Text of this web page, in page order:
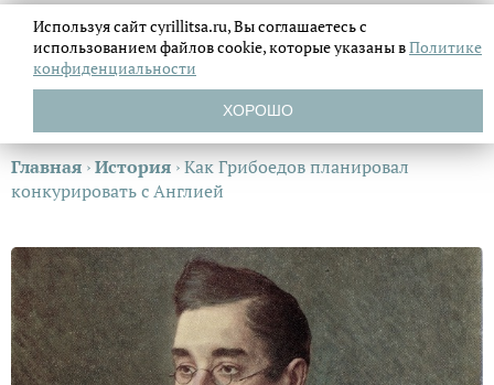
Главная ›История ›Как Грибоедов планировал
конкурировать с Англией
Используя сайт cyrillitsa.ru, Вы соглашаетесь с
использованием файловcookie, которые указаны вПолитике
конфиденциальности
ХОРОШО